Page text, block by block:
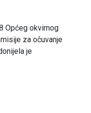
Općeg okvirnog
za očuvanje
je